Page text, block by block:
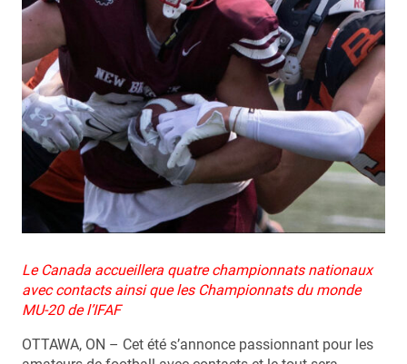
Le Canada accueillera quatre championnats nationaux
avec contacts ainsi que les Championnats du monde
MU-20 de l’IFAF
OTTAWA, ON – Cet été s’annonce passionnant pour les